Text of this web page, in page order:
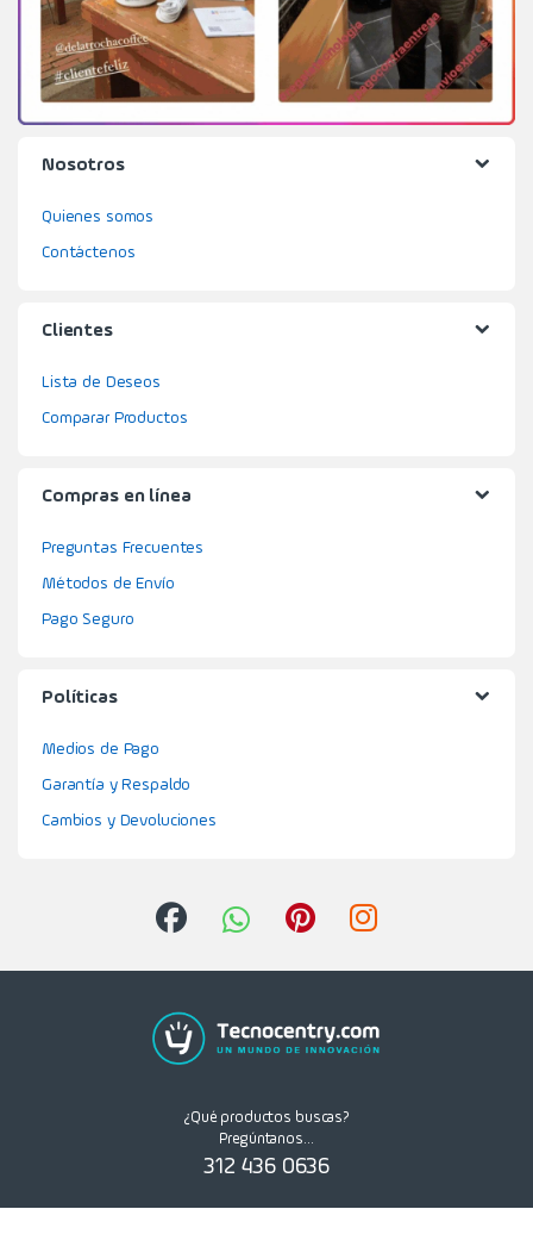
Nosotros
Quienes somos
Contáctenos
Clientes
Lista de Deseos
Comparar Productos
Compras en línea
Preguntas Frecuentes
Métodos de Envío
Pago Seguro
Políticas
Medios de Pago
Garantía y Respaldo
Cambios y Devoluciones
¿Qué productos buscas?
Pregúntanos...
312 436 0636